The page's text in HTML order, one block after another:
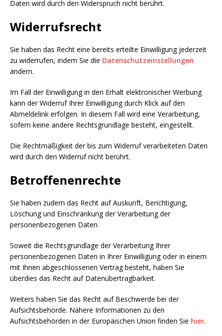
Daten wird durch den Widerspruch nicht berührt.
Widerrufsrecht
Sie haben das Recht eine bereits erteilte Einwilligung jederzeit
zu widerrufen, indem Sie die Datenschutzeinstellungen
ändern.
Im Fall der Einwilligung in den Erhalt elektronischer Werbung
kann der Widerruf Ihrer Einwilligung durch Klick auf den
Abmeldelink erfolgen. In diesem Fall wird eine Verarbeitung,
sofern keine andere Rechtsgrundlage besteht, eingestellt.
Die Rechtmäßigkeit der bis zum Widerruf verarbeiteten Daten
wird durch den Widerruf nicht berührt.
Betroffenenrechte
Sie haben zudem das Recht auf Auskunft, Berichtigung,
Löschung und Einschränkung der Verarbeitung der
personenbezogenen Daten.
Soweit die Rechtsgrundlage der Verarbeitung Ihrer
personenbezogenen Daten in Ihrer Einwilligung oder in einem
mit Ihnen abgeschlossenen Vertrag besteht, haben Sie
überdies das Recht auf Datenübertragbarkeit.
Weiters haben Sie das Recht auf Beschwerde bei der
Aufsichtsbehörde. Nähere Informationen zu den
Aufsichtsbehörden in der Europäischen Union finden Sie hier.